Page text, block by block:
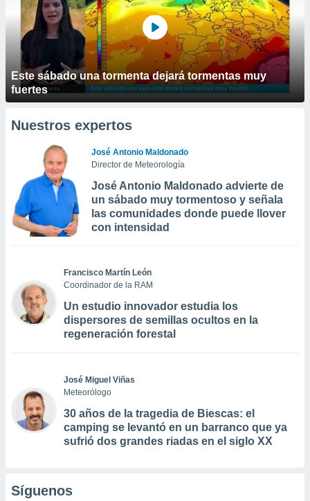
Este sábado una tormenta dejará tormentas muy
fuertes
Nuestros expertos
José Antonio Maldonado
Director de Meteorología
José Antonio Maldonado advierte de
un sábado muy tormentoso y señala
las comunidades donde puede llover
con intensidad
Francisco Martín León
Coordinador de la RAM
Un estudio innovador estudia los
dispersores de semillas ocultos en la
regeneración forestal
José Miguel Viñas
Meteorólogo
30 años de la tragedia de Biescas: el
camping se levantó en un barranco que ya
sufrió dos grandes riadas en el siglo XX
Síguenos